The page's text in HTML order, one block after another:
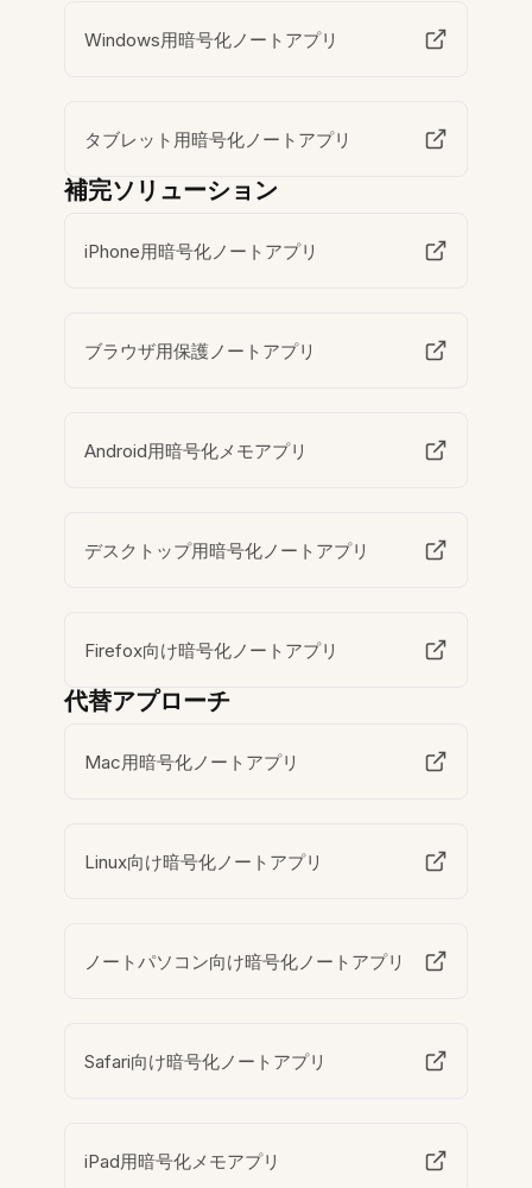
Windows用暗号化ノートアプリ
タブレット用暗号化ノートアプリ
補完ソリューション
iPhone用暗号化ノートアプリ
ブラウザ用保護ノートアプリ
Android用暗号化メモアプリ
デスクトップ用暗号化ノートアプリ
Firefox向け暗号化ノートアプリ
代替アプローチ
Mac用暗号化ノートアプリ
Linux向け暗号化ノートアプリ
ノートパソコン向け暗号化ノートアプリ
Safari向け暗号化ノートアプリ
iPad用暗号化メモアプリ